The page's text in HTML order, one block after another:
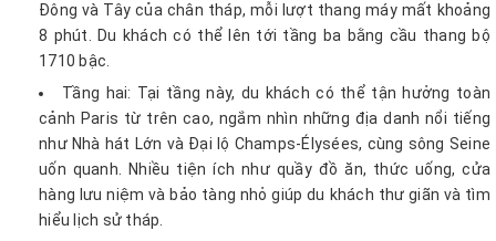
Đông và Tây của chân tháp, mỗi lượt thang máy mất khoảng
8 phút. Du khách có thể lên tới tầng ba bằng cầu thang bộ
1710 bậc.
Tầng hai: Tại tầng này, du khách có thể tận hưởng toàn
cảnh Paris từ trên cao, ngắm nhìn những địa danh nổi tiếng
như Nhà hát Lớn và Đại lộ Champs-Élysées, cùng sông Seine
uốn quanh. Nhiều tiện ích như quầy đồ ăn, thức uống, cửa
hàng lưu niệm và bảo tàng nhỏ giúp du khách thư giãn và tìm
hiểu lịch sử tháp.